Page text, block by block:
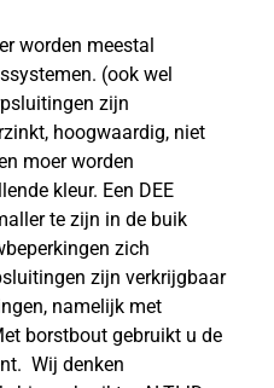
worden meestal
(ook wel
zijn
hoogwaardig, niet
moer worden
kleur. Een DEE
te zijn in de buik
zich
zijn verkrijgbaar
namelijk met
borstbout gebruikt u de
Wij denken